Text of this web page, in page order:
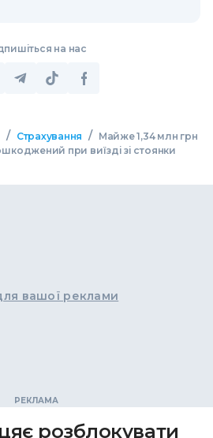
на нас
/ Страхування /
Майже 1,34 млн грн
при виїзді зі стоянки
вашої реклами
розблокувати